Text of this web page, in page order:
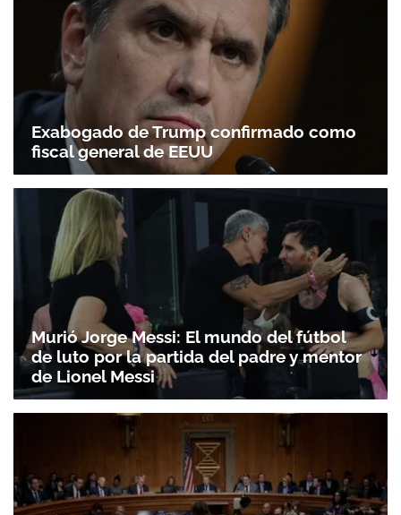
Exabogado de Trump confirmado como
fiscal general de EEUU
Murió Jorge Messi: El mundo del fútbol
de luto por la partida del padre y mentor
de Lionel Messi